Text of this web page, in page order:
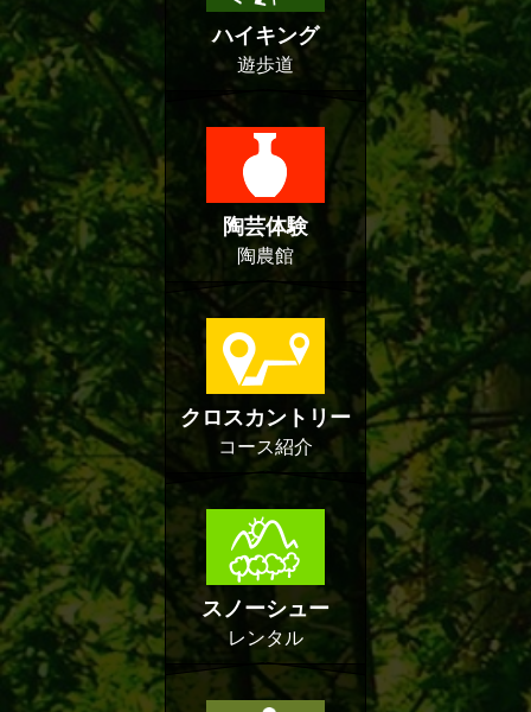
ハイキング
遊歩道
陶芸体験
陶農館
クロスカントリー
コース紹介
スノーシュー
レンタル